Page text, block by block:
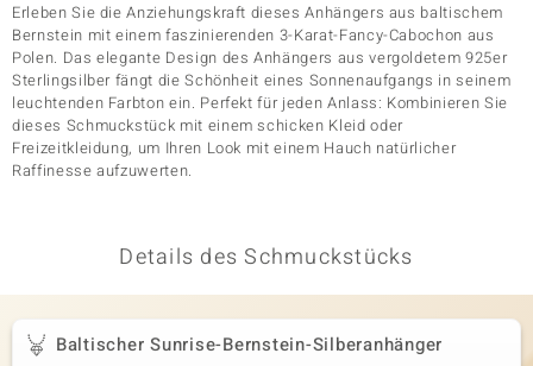
Erleben Sie die Anziehungskraft dieses Anhängers aus baltischem
Bernstein mit einem faszinierenden 3-Karat-Fancy-Cabochon aus
Polen. Das elegante Design des Anhängers aus vergoldetem 925er
Sterlingsilber fängt die Schönheit eines Sonnenaufgangs in seinem
leuchtenden Farbton ein. Perfekt für jeden Anlass: Kombinieren Sie
dieses Schmuckstück mit einem schicken Kleid oder
Freizeitkleidung, um Ihren Look mit einem Hauch natürlicher
Raffinesse aufzuwerten.
Details des Schmuckstücks
Baltischer Sunrise-Bernstein-Silberanhänger